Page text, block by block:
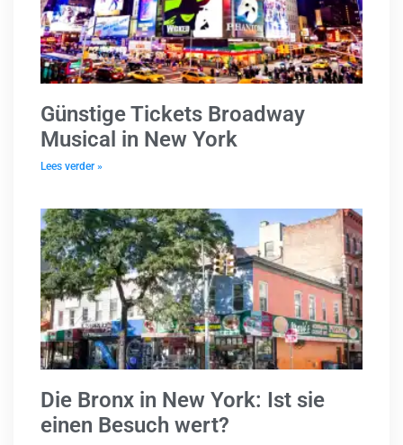
Günstige Tickets Broadway
Musical in New York
Lees verder »
Die Bronx in New York: Ist sie
einen Besuch wert?